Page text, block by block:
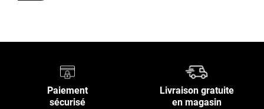
Paiement
sécurisé
Livraison gratuite
en magasin